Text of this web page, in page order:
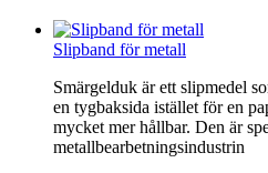
Slipband för metall
Smärgelduk är ett slipmedel
en tygbaksida istället för en
mycket mer hållbar. Den är
metallbearbetningsindustrin